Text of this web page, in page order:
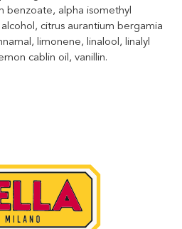
benzoate, alpha isomethyl
citrus aurantium bergamia
limonene, linalool, linalyl
cablin oil, vanillin.